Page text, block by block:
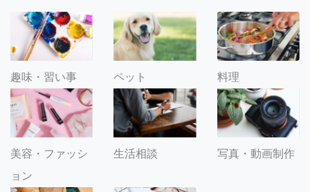
趣味・習い事 ペット 料理
美容・ファッシ
ョン
生活相談 写真・動画制作